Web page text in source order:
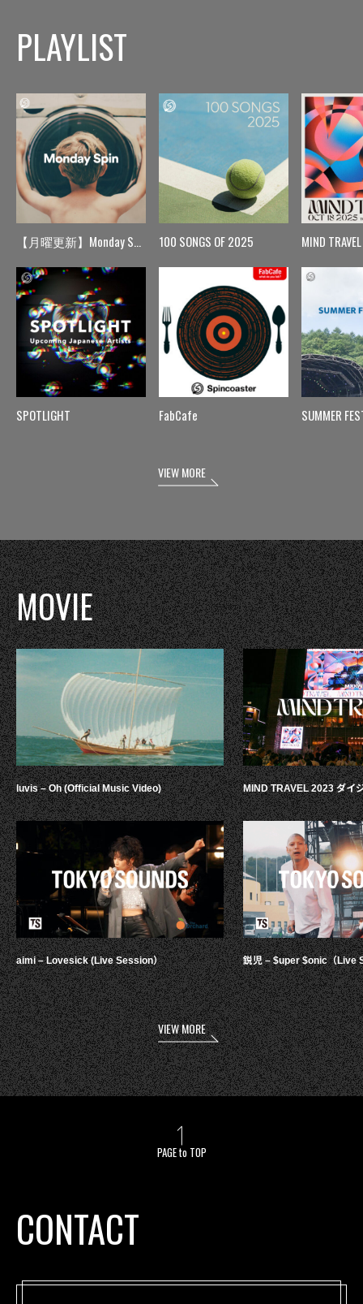
PLAYLIST
【月曜更新】Monday Spin
SPOTLIGHT
100 SONGS OF 2025
FabCafe
MIND TRAVEL
SUMMER
VIEW MORE
MOVIE
luvis – Oh (Official Music Video)
aimi – Lovesick (Live Session）
MIND TRAVEL 2023 ダイ
鋭児 – $uper $onic（Live
VIEW MORE
PAGE to TOP
CONTACT